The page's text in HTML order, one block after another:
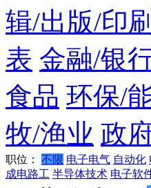
辑/出版/印刷
表 金融/银
食品 环保/
牧/渔业 政
职位： 不限 电子电气 自动化
成电路工 半导体技术 电子软